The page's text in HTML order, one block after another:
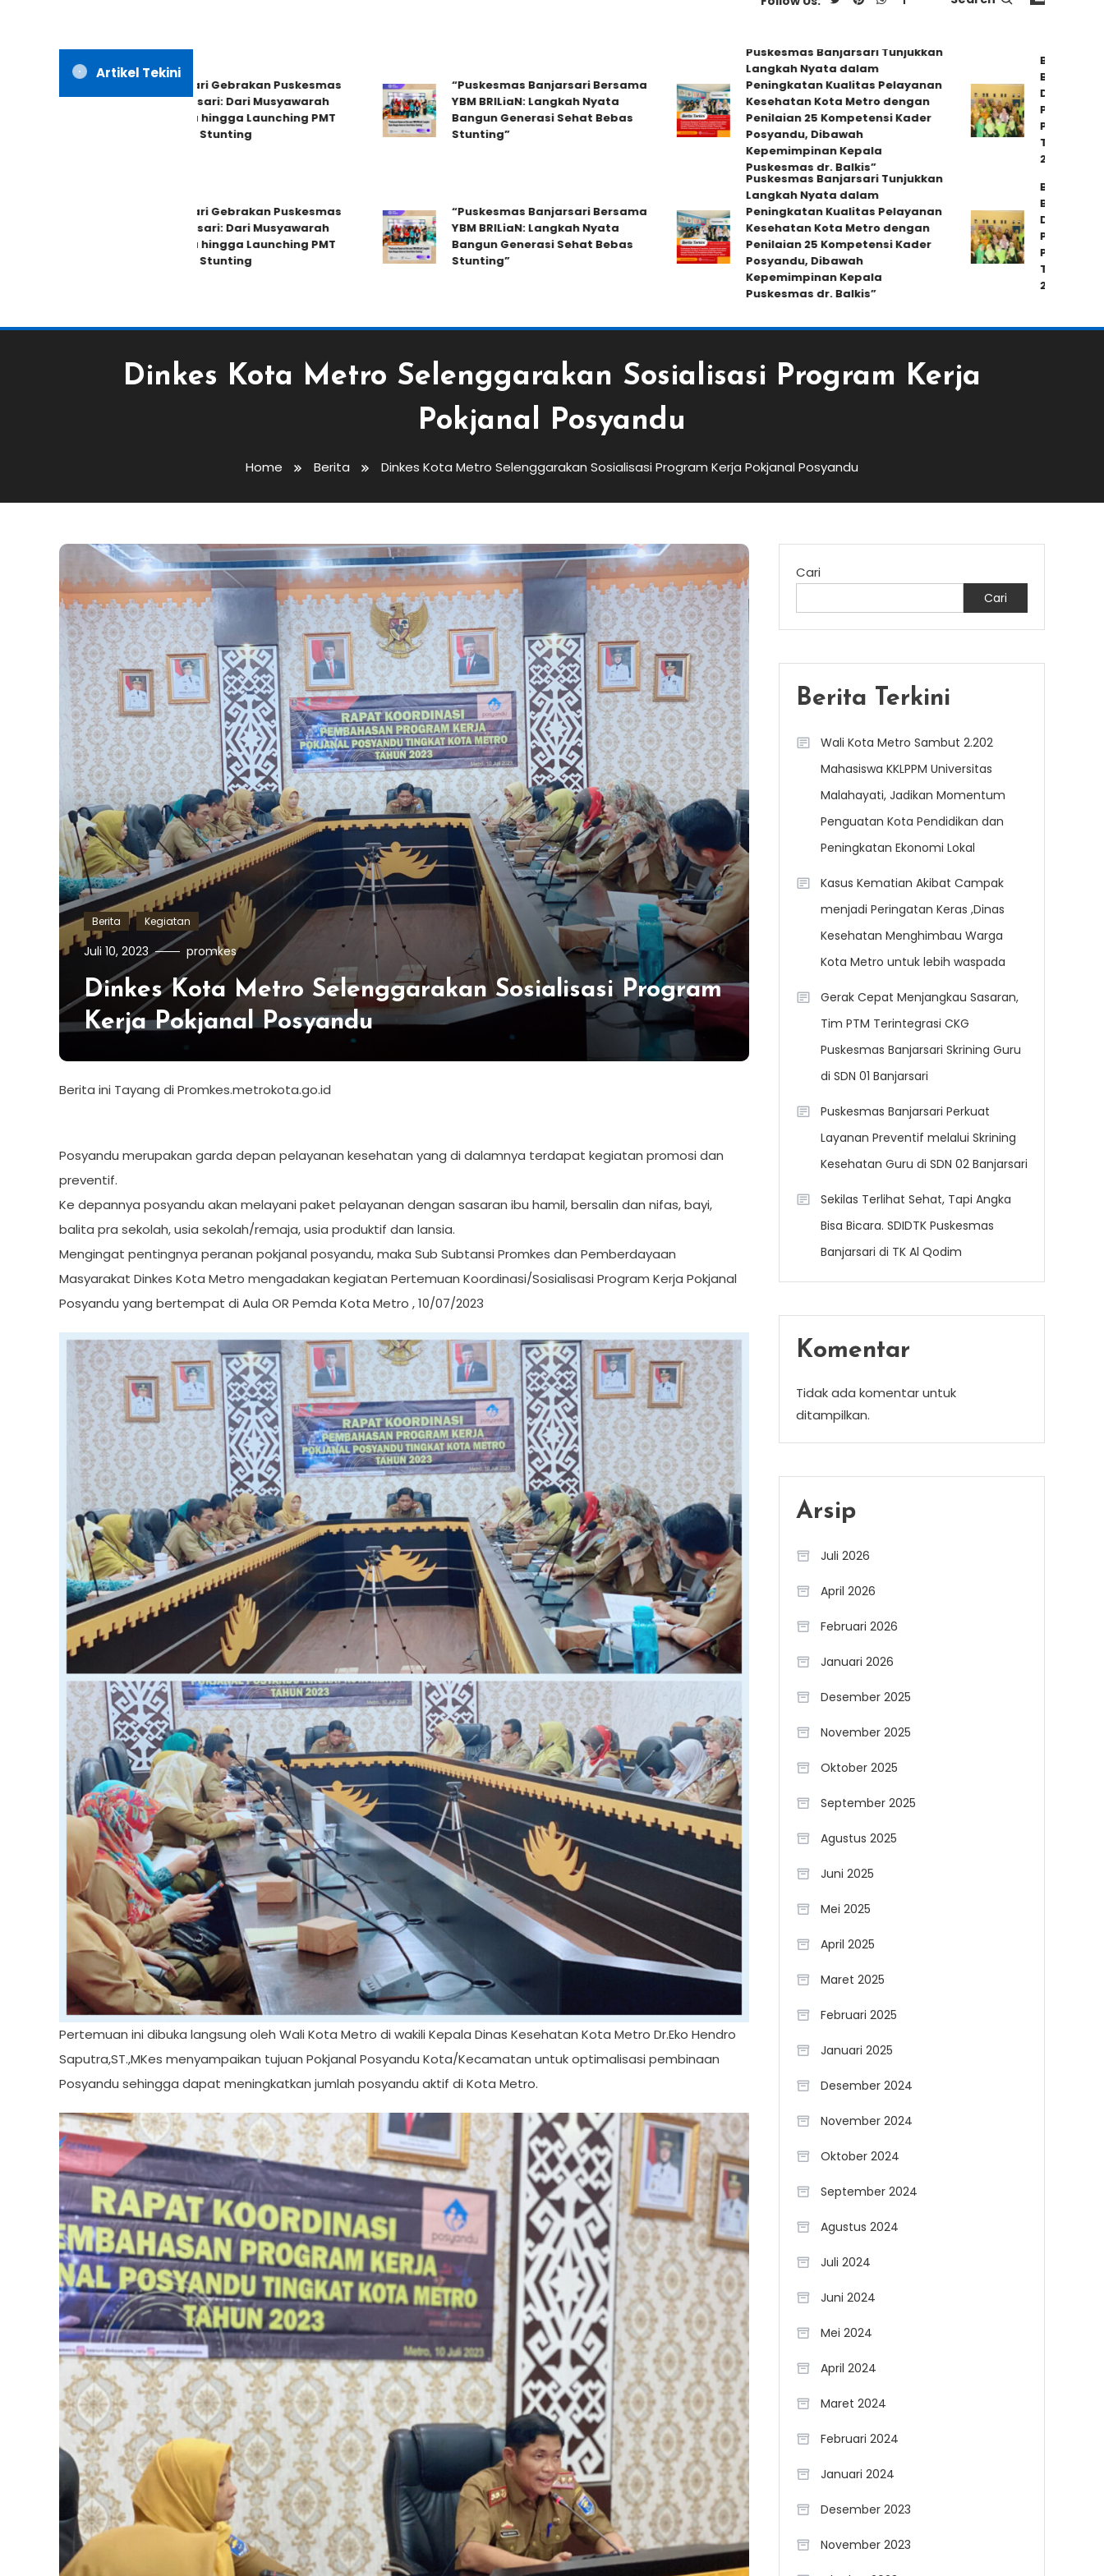
Artikel Tekini
Dua Hari Gebrakan Puskesmas
Banjarsari: Dari Musyawarah
Warga hingga Launching PMT
“Puskesmas Banjarsari Bersama
YBM BRILiaN: Langkah Nyata
Bangun Generasi Sehat Bebas
Stunting”
Puskesmas Banjarsari Tunjukkan
Langkah Nyata dalam
Peningkatan Kualitas Pelayanan
Kesehatan Kota Metro dengan
Penilaian 25 Kompetensi Kader
Posyandu, Dibawah
Kepemimpinan Kepala
Puskesmas dr. Balkis”
Bunda Posyandu Hj.
Berikan Pembinaan
Dukungan kepada
Posyandu Sejahtera
Persiapan Lomba
Tingkat Provinsi
Dua Hari Gebrakan Puskesmas
Banjarsari: Dari Musyawarah
Warga hingga Launching PMT
“Puskesmas Banjarsari Bersama
YBM BRILiaN: Langkah Nyata
Bangun Generasi Sehat Bebas
Stunting”
Puskesmas Banjarsari Tunjukkan
Langkah Nyata dalam
Peningkatan Kualitas Pelayanan
Kesehatan Kota Metro dengan
Penilaian 25 Kompetensi Kader
Posyandu, Dibawah
Kepemimpinan Kepala
Puskesmas dr. Balkis”
Bunda Posyandu Hj.
Berikan Pembinaan
Dukungan kepada
Posyandu Sejahtera
Persiapan Lomba
Tingkat Provinsi
Dinkes Kota Metro Selenggarakan Sosialisasi Program Kerja
Pokjanal Posyandu
Home Berita Dinkes Kota Metro Selenggarakan Sosialisasi Program Kerja Pokjanal Posyandu
Berita Kegiatan
Juli 10, 2023 promkes
Dinkes Kota Metro Selenggarakan Sosialisasi Program
Kerja Pokjanal Posyandu
Berita ini Tayang di Promkes.metrokota.go.id
Posyandu merupakan garda depan pelayanan kesehatan yang di dalamnya terdapat kegiatan promosi dan
preventif.
Ke depannya posyandu akan melayani paket pelayanan dengan sasaran ibu hamil, bersalin dan nifas, bayi,
balita pra sekolah, usia sekolah/remaja, usia produktif dan lansia.
Mengingat pentingnya peranan pokjanal posyandu, maka Sub Subtansi Promkes dan Pemberdayaan
Masyarakat Dinkes Kota Metro mengadakan kegiatan Pertemuan Koordinasi/Sosialisasi Program Kerja Pokjanal
Posyandu yang bertempat di Aula OR Pemda Kota Metro , 10/07/2023
Pertemuan ini dibuka langsung oleh Wali Kota Metro di wakili Kepala Dinas Kesehatan Kota Metro Dr.Eko Hendro
Saputra,ST.,MKes menyampaikan tujuan Pokjanal Posyandu Kota/Kecamatan untuk optimalisasi pembinaan
Posyandu sehingga dapat meningkatkan jumlah posyandu aktif di Kota Metro.
Cari
Cari
Berita Terkini
Wali Kota Metro Sambut 2.202
Mahasiswa KKLPPM Universitas
Malahayati, Jadikan Momentum
Penguatan Kota Pendidikan dan
Peningkatan Ekonomi Lokal
Kasus Kematian Akibat Campak
menjadi Peringatan Keras ,Dinas
Kesehatan Menghimbau Warga
Kota Metro untuk lebih waspada
Gerak Cepat Menjangkau Sasaran,
Tim PTM Terintegrasi CKG
Puskesmas Banjarsari Skrining Guru
di SDN 01 Banjarsari
Puskesmas Banjarsari Perkuat
Layanan Preventif melalui Skrining
Kesehatan Guru di SDN 02 Banjarsari
Sekilas Terlihat Sehat, Tapi Angka
Bisa Bicara. SDIDTK Puskesmas
Banjarsari di TK Al Qodim
Komentar
Tidak ada komentar untuk
ditampilkan.
Arsip
Juli 2026
April 2026
Februari 2026
Januari 2026
Desember 2025
November 2025
Oktober 2025
September 2025
Agustus 2025
Juni 2025
Mei 2025
April 2025
Maret 2025
Februari 2025
Januari 2025
Desember 2024
November 2024
Oktober 2024
September 2024
Agustus 2024
Juli 2024
Juni 2024
Mei 2024
April 2024
Maret 2024
Februari 2024
Januari 2024
Desember 2023
November 2023